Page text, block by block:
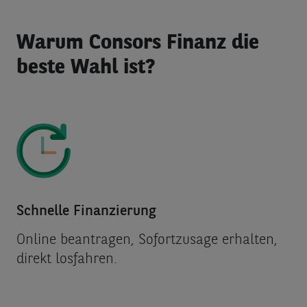
Warum Consors Finanz die
beste Wahl ist?
Schnelle Finanzierung
Online beantragen, Sofortzusage erhalten,
direkt losfahren.